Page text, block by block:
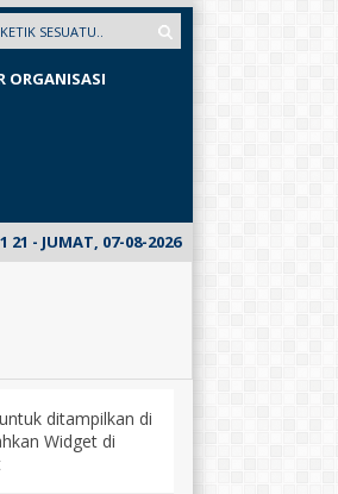
ORGANISASI
21 - JUMAT, 07-08-2026
E-Mading dari kelas XII
ditampilkan di
Widget di